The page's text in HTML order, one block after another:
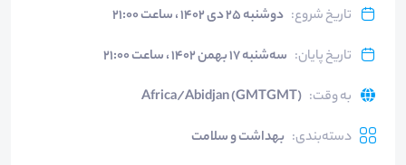
تاریخ شروع: دوشنبه ۲۵ دی ۱۴۰۲ ، ساعت ۲۱:۰۰
تاریخ پایان: سه‌شنبه ۱۷ بهمن ۱۴۰۲ ، ساعت ۲۱:۰۰
به وقت:
Africa/Abidjan (GMTGMT)
دسته‌بندی: بهداشت و سلامت